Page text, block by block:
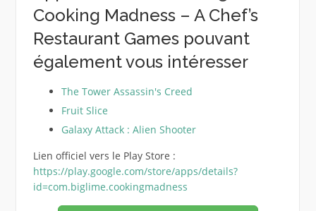
Cooking Madness – A Chef’s
Restaurant Games pouvant
également vous intéresser
The Tower Assassin's Creed
Fruit Slice
Galaxy Attack : Alien Shooter
Lien officiel vers le Play Store :
https://play.google.com/store/apps/details?
id=com.biglime.cookingmadness